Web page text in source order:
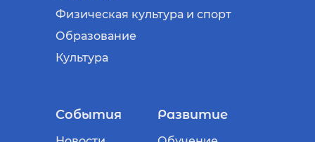
Физическая культура и спорт
Образование
Культура
События Развитие